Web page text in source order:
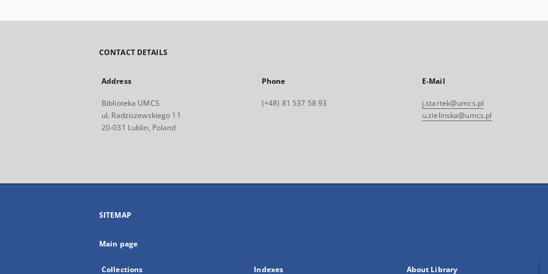
CONTACT DETAILS
Address
Biblioteka UMCS
ul. Radziszewskiego 11
20-031 Lublin, Poland
Phone
(+48) 81 537 58 93
E-Mail
j.startek@umcs.pl
u.zielinska@umcs.pl
SITEMAP
Main page
Collections Indexes About Library